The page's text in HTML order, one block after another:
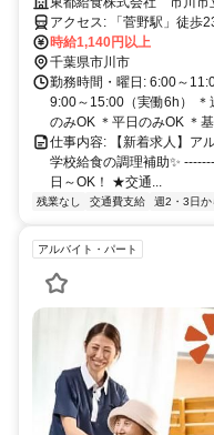
アクセス: 「菅野駅」徒歩23分 「京成八幡駅」徒歩28分 「北国分
駅」徒歩30分 「本八幡駅
橋」バス停
時給1,140円以上
千葉県市川市
勤務時間・曜日: 6:00～
9:00～15:00（実働6h） ＊
のみOK ＊平日のみOK ＊
仕事内容: 【新着求人】ア
学校給食の調理補助✨
日～OK！ ★交通...
残業なし 交通費支給 週2・3日か
アルバイト・パート